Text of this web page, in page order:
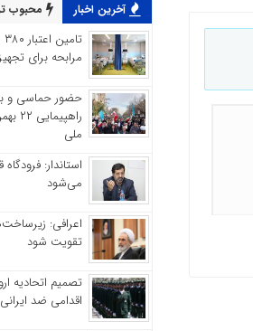
آخرین اخبار محبوب
مرابحه برای
حضور حماسی و
ملی
می‌شود
اعرافی:
تقویت شود
تصمیم اتحادیه
اقدامی ضد